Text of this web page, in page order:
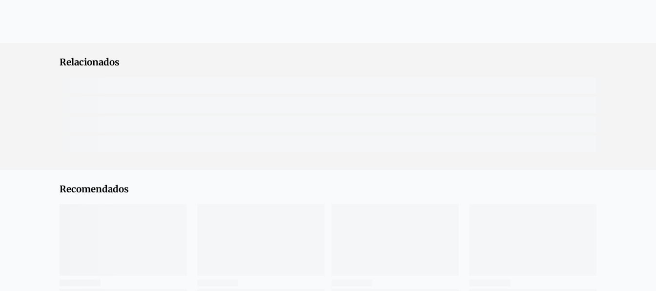
Relacionados
Recomendados